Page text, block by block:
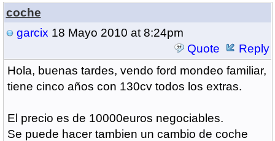
coche
garcix 18 Mayo 2010 at 8:24pm
Quote
Reply
Hola, buenas tardes, vendo ford mondeo familiar,
tiene cinco años con 130cv todos los extras.
El precio es de 10000euros negociables.
Se puede hacer tambien un cambio de coche